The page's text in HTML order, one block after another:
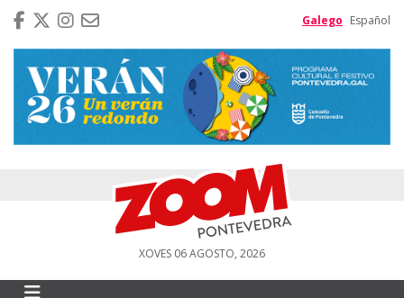
Galego Español
XOVES 06 AGOSTO, 2026